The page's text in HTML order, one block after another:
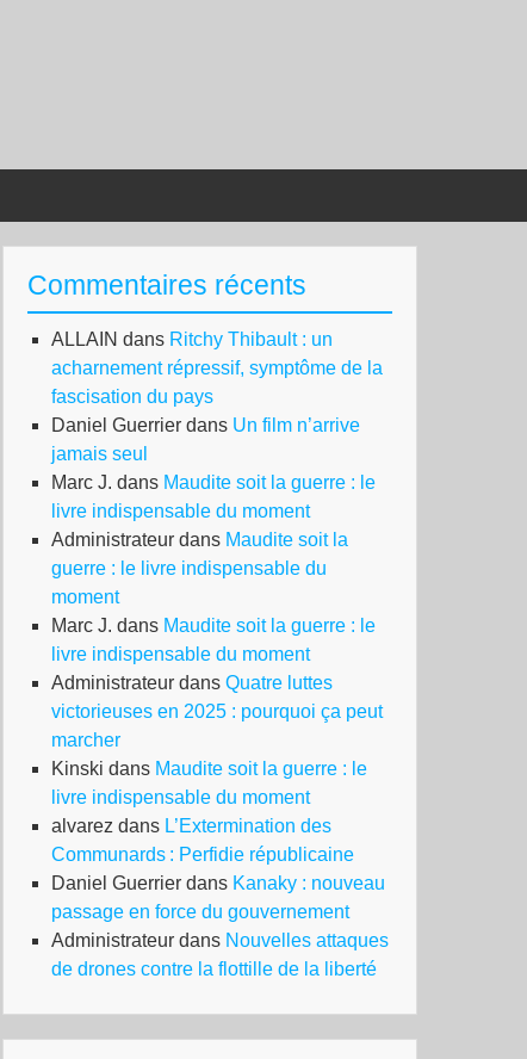
Commentaires récents
ALLAIN dans Ritchy Thibault : un
acharnement répressif, symptôme de la
fascisation du pays
Daniel Guerrier dans Un film n’arrive
jamais seul
Marc J. dans Maudite soit la guerre : le
livre indispensable du moment
Administrateur dans Maudite soit la
guerre : le livre indispensable du
moment
Marc J. dans Maudite soit la guerre : le
livre indispensable du moment
Administrateur dans Quatre luttes
victorieuses en 2025 : pourquoi ça peut
marcher
Kinski dans Maudite soit la guerre : le
livre indispensable du moment
alvarez dans L’Extermination des
Communards : Perfidie républicaine
Daniel Guerrier dans Kanaky : nouveau
passage en force du gouvernement
Administrateur dans Nouvelles attaques
de drones contre la flottille de la liberté